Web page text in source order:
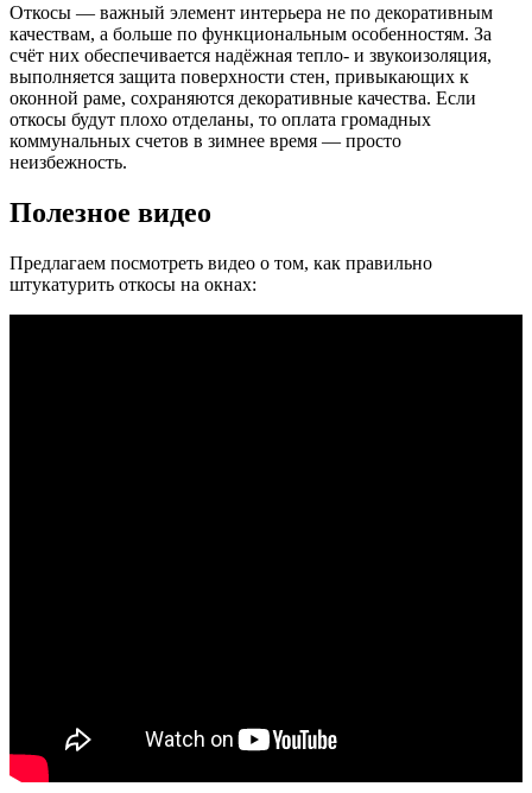
Откосы — важный элемент интерьера не по декоративным
качествам, а больше по функциональным особенностям. За
счёт них обеспечивается надёжная тепло- и звукоизоляция,
выполняется защита поверхности стен, привыкающих к
оконной раме, сохраняются декоративные качества. Если
откосы будут плохо отделаны, то оплата громадных
коммунальных счетов в зимнее время — просто
неизбежность.
Полезное видео
Предлагаем посмотреть видео о том, как правильно
штукатурить откосы на окнах: